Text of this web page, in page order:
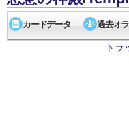
カードデータ 過去オ
トラ